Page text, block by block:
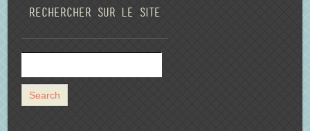
Rechercher sur le site